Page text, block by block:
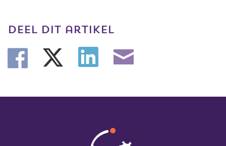
deel dit artikel